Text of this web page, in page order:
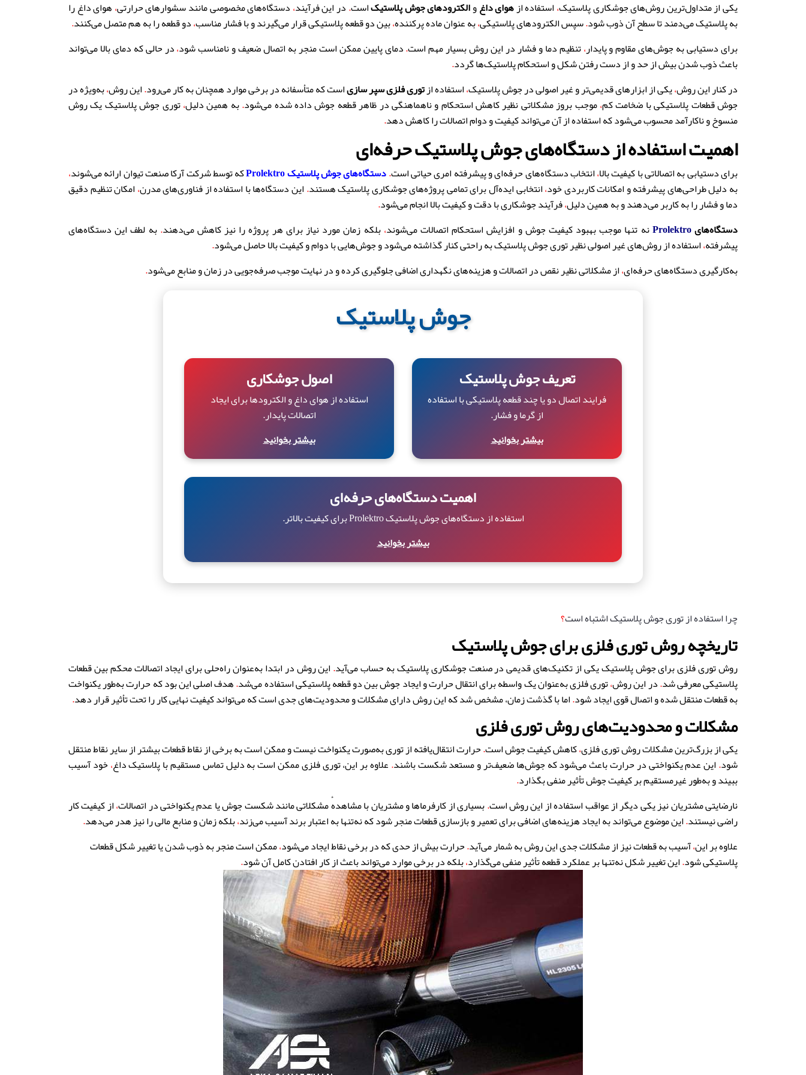
یکی از متداول‌ترین روش‌های جوشکاری پلاستیک،استفاده ازهوای داغوالکترودهای جوش پلاستیکاست.در این فرآیند،دستگاه‌های مخصوصی مانند سشوارهای حرارتی،هوای داغ را
به پلاستیک می‌دمند تا سطح آن ذوب شود.سپس الکترودهای پلاستیکی،به عنوان ماده پرکننده،بین دو قطعه پلاستیکی قرار می‌گیرند و با فشار مناسب،دو قطعه را به هم متصل می‌کنند.
برای دستیابی به جوش‌های مقاوم و پایدار،تنظیم دما و فشار در این روش بسیار مهم است.دمای پایین ممکن است منجر به اتصال ضعیف و نامناسب شود،در حالی که دمای بالا می‌تواند
باعث ذوب شدن بیش از حد و از دست رفتن شکل و استحکام پلاستیک‌ها گردد.
در کنار این روش،یکی از ابزارهای قدیمی‌تر و غیر اصولی در جوش پلاستیک،استفاده ازتوری فلزی سپر سازیاست که متأسفانه در برخی موارد همچنان به کار می‌رود.این روش،به‌ویژه در
جوش قطعات پلاستیکی با ضخامت کم،موجب بروز مشکلاتی نظیر کاهش استحکام و ناهماهنگی در ظاهر قطعه جوش داده شده می‌شود.به همین دلیل،توری جوش پلاستیک یک روش
منسوخ و ناکارآمد محسوب می‌شود که استفاده از آن می‌تواند کیفیت و دوام اتصالات را کاهش دهد.
اهمیت استفاده از دستگاه‌های جوش پلاستیک حرفه‌ای
برای دستیابی به اتصالاتی با کیفیت بالا،انتخاب دستگاه‌های حرفه‌ای و پیشرفته امری حیاتی است.دستگاه‌های جوش پلاستیک که توسط شرکت آرکا صنعت تیوان ارائه می‌شوند،
به دلیل طراحی‌های پیشرفته و امکانات کاربردی خود،انتخابی ایده‌آل برای تمامی پروژه‌های جوشکاری پلاستیک هستند.این دستگاه‌ها با استفاده از فناوری‌های مدرن،امکان تنظیم دقیق
دما و فشار را به کاربر می‌دهند و به همین دلیل،فرآیند جوشکاری با دقت و کیفیت بالا انجام می‌شود.
دستگاه‌هایProlektro نه تنها موجب بهبود کیفیت جوش و افزایش استحکام اتصالات می‌شوند،بلکه زمان مورد نیاز برای هر پروژه را نیز کاهش می‌دهند.به لطف این دستگاه‌های
پیشرفته،استفاده از روش‌های غیر اصولی نظیر توری جوش پلاستیک به راحتی کنار گذاشته می‌شود و جوش‌هایی با دوام و کیفیت بالا حاصل می‌شود.
به‌کارگیری دستگاه‌های حرفه‌ای،از مشکلاتی نظیر نقص در اتصالات و هزینه‌های نگهداری اضافی جلوگیری کرده و در نهایت موجب صرفه‌جویی در زمان و منابع می‌شود.
جوش پلاستیک
تعریف جوش پلاستیک
فرایند اتصال دو یا چند قطعه پلاستیکی با استفاده
از گرما و فشار.
بیشتر بخوانید
اصول جوشکاری
استفاده از هوای داغ و الکترودها برای ایجاد
اتصالات پایدار.
بیشتر بخوانید
اهمیت دستگاه‌های حرفه‌ای
استفاده از دستگاه‌های جوش پلاستیک Prolektro برای کیفیت بالاتر.
بیشتر بخوانید
چرا استفاده از توری جوش پلاستیک اشتباه است؟
تاریخچه روش توری فلزی برای جوش پلاستیک
روش توری فلزی برای جوش پلاستیک یکی از تکنیک‌های قدیمی در صنعت جوشکاری پلاستیک به حساب می‌آید.این روش در ابتدا به‌عنوان راه‌حلی برای ایجاد اتصالات محکم بین قطعات
پلاستیکی معرفی شد.در این روش،توری فلزی به‌عنوان یک واسطه برای انتقال حرارت و ایجاد جوش بین دو قطعه پلاستیکی استفاده می‌شد.هدف اصلی این بود که حرارت به‌طور یکنواخت
به قطعات منتقل شده و اتصال قوی ایجاد شود.اما با گذشت زمان، مشخص شد که این روش دارای مشکلات و محدودیت‌های جدی است که می‌تواند کیفیت نهایی کار را تحت تأثیر قرار دهد.
مشکلات و محدودیت‌های روش توری فلزی
یکی از بزرگ‌ترین مشکلات روش توری فلزی،کاهش کیفیت جوش است.حرارت انتقال‌یافته از توری به‌صورت یکنواخت نیست و ممکن است به برخی از نقاط قطعات بیشتر از سایر نقاط منتقل
شود.این عدم یکنواختی در حرارت باعث می‌شود که جوش‌ها ضعیف‌تر و مستعد شکست باشند.علاوه بر این، توری فلزی ممکن است به دلیل تماس مستقیم با پلاستیک داغ،خود آسیب
ببیند و به‌طور غیرمستقیم بر کیفیت جوش تأثیر منفی بگذارد.
نارضایتی مشتریان نیز یکی دیگر از عواقب استفاده از این روش است.بسیاری از کارفرماها و مشتریان با مشاهدهٔ مشکلاتی مانند شکست جوش یا عدم یکنواختی در اتصالات،از کیفیت کار
راضی نیستند.این موضوع می‌تواند به ایجاد هزینه‌های اضافی برای تعمیر و بازسازی قطعات منجر شود که نه‌تنها به اعتبار برند آسیب می‌زند،بلکه زمان و منابع مالی را نیز هدر می‌دهد.
علاوه بر این،آسیب به قطعات نیز از مشکلات جدی این روش به شمار می‌آید.حرارت بیش از حدی که در برخی نقاط ایجاد می‌شود،ممکن است منجر به ذوب شدن یا تغییر شکل قطعات
پلاستیکی شود.این تغییر شکل نه‌تنها بر عملکرد قطعه تأثیر منفی می‌گذارد،بلکه در برخی موارد می‌تواند باعث از کار افتادن کامل آن شود.